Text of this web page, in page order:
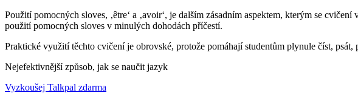
Použití pomocných sloves, ‚être‘ a ‚avoir‘, je dalším zásadním aspektem, kterým se
použití pomocných sloves v minulých dohodách příčestí.
Praktické využití těchto cvičení je obrovské, protože pomáhají studentům plynule číst,
Nejefektivnější způsob, jak se naučit jazyk
Vyzkoušej Talkpal zdarma